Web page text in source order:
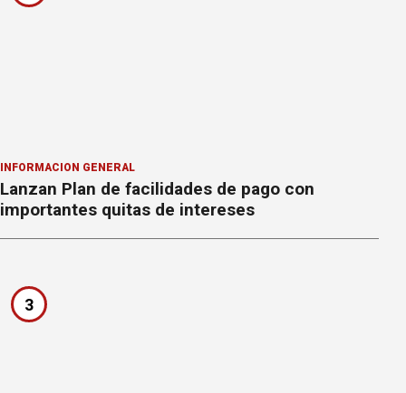
INFORMACION GENERAL
Lanzan Plan de facilidades de pago con
importantes quitas de intereses
3